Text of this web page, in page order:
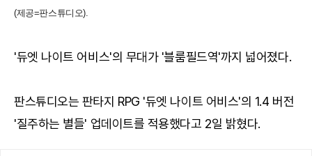
(제공=판스튜디오).
'듀엣 나이트 어비스'의 무대가 '블룸필드역'까지 넓어졌다.
판스튜디오는 판타지 RPG '듀엣 나이트 어비스'의 1.4 버전
'질주하는 별들' 업데이트를 적용했다고 2일 밝혔다.